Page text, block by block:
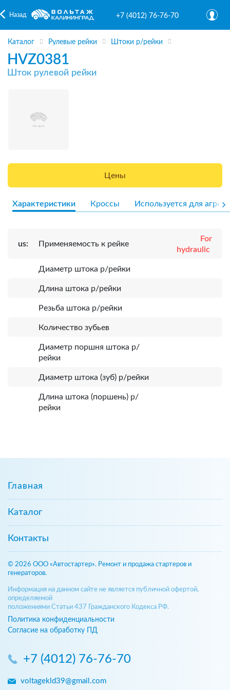
Назад +7 (4012) 76-76-70
Каталог Рулевые рейки Штоки р/рейки
HVZ0381
Шток рулевой рейки
Цены
Характеристики Кроссы Используется для
us: Применяемость к рейке
For
hydraulic
Диаметр штока р/рейки
Длина штока р/рейки
Резьба штока р/рейки
Количество зубьев
Диаметр поршня штока р/
рейки
Диаметр штока (зуб) р/рейки
Длина штока (поршень) р/
рейки
Главная
Каталог
Контакты
© 2026 ООО «Автостартер». Ремонт и продажа стартеров и
генераторов.
Информация на данном сайте не является публичной офертой,
определяемой
положениями Статьи 437 Гражданского Кодекса РФ.
Политика конфиденциальности
Согласие на обработку ПД
+7 (4012) 76-76-70
voltagekld39@gmail.com